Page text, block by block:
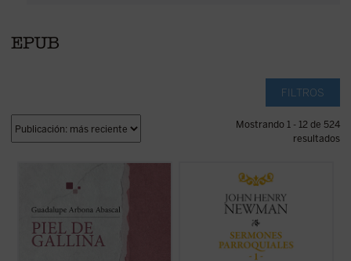
EPUB
FILTROS
Mostrando 1 - 12 de 524
resultados
cuando tengo miedo, pero también me
repente caigo en la cuenta de que estoy
viva y que hay alguien que sostiene mi
existencia». Tercera ...(ver ficha)
Desde su ordenación como pastor
anglicano hasta su muerte como cardenal
católico, la figura de Newman no deja de
sorprender por la coherencia de su
trayectoria. En estosSermones
, un clásico de la espiritualidad
(ver ficha)